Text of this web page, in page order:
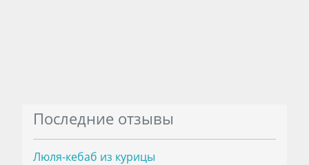
Последние отзывы
Люля-кебаб из курицы